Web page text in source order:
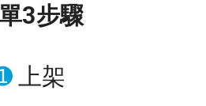
3步驟
上架